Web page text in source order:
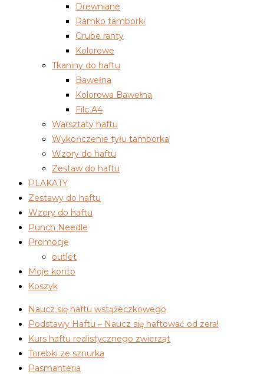
Drewniane
Ramko tamborki
Grube ranty
Kolorowe
Tkaniny do haftu
Bawełna
Kolorowa Bawełna
Filc A4
Warsztaty haftu
Wykończenie tyłu tamborka
Wzory do haftu
Zestaw do haftu
PLAKATY
Zestawy do haftu
Wzory do haftu
Punch Needle
Promocje
outlet
Moje konto
Koszyk
Naucz się haftu wstążeczkowego
Podstawy Haftu – Naucz się haftować od zera!
Kurs haftu realistycznego zwierząt
Torebki ze sznurka
Pasmanteria